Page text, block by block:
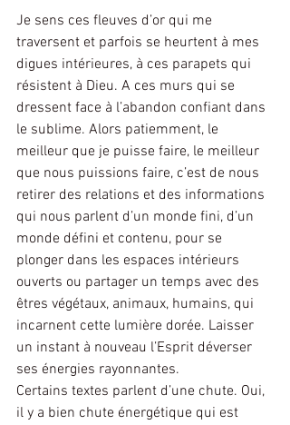
Je sens ces fleuves d’or qui me
traversent et parfois se heurtent à mes
digues intérieures, à ces parapets qui
résistent à Dieu. A ces murs qui se
dressent face à l’abandon confiant dans
le sublime. Alors patiemment, le
meilleur que je puisse faire, le meilleur
que nous puissions faire, c’est de nous
retirer des relations et des informations
qui nous parlent d’un monde fini, d’un
monde défini et contenu, pour se
plonger dans les espaces intérieurs
ouverts ou partager un temps avec des
êtres végétaux, animaux, humains, qui
incarnent cette lumière dorée. Laisser
un instant à nouveau l’Esprit déverser
ses énergies rayonnantes.
Certains textes parlent d’une chute. Oui,
il y a bien chute énergétique qui est